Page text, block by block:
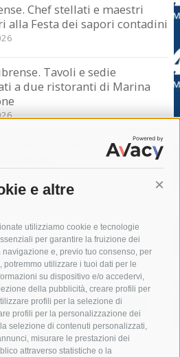
e altre
utilizziamo cookie e tecnologie
per garantire la fruizione dei
e, previo tuo consenso, per
utilizzare i tuoi dati per le
su dispositivo e/o accedervi,
della pubblicità, creare profili per
profili per la selezione di
profili per la personalizzazione dei
selezione di contenuti personalizzati,
misurare le prestazioni dei
attraverso statistiche o la
Chef stellati e maestri
alla Festa dei sapori contadini
Tavoli e sedie
a due ristoranti di Marina
nel golfo di Napoli, la truffa
campanella
arresto
di porto capri
carabinieri
circumvesuviana
contagi